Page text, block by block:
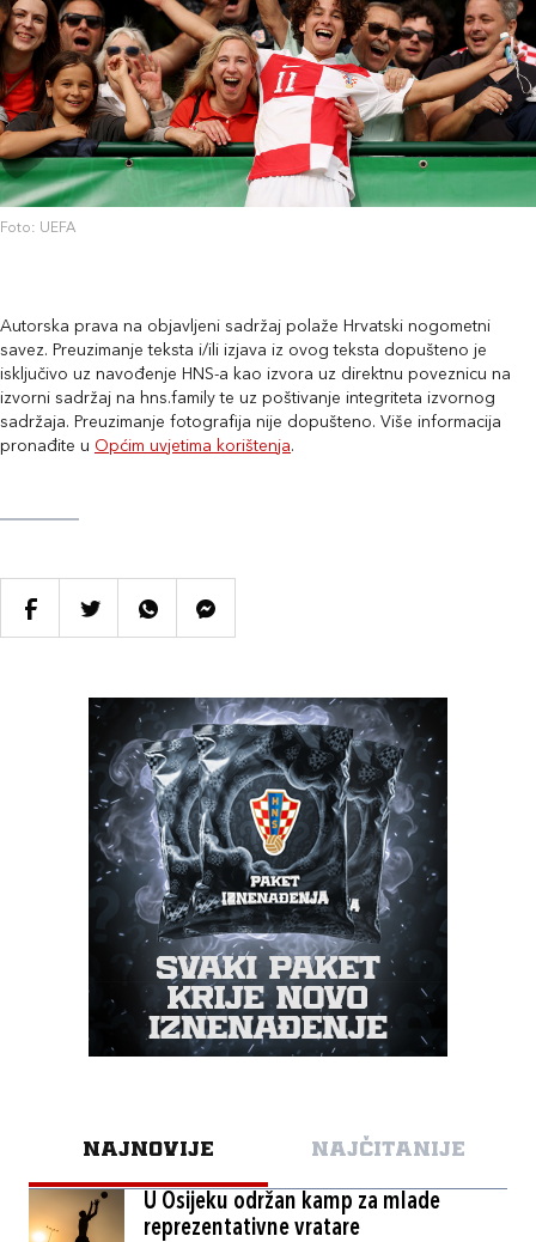
Foto: UEFA
Autorska prava na objavljeni sadržaj polaže Hrvatski nogometni
savez. Preuzimanje teksta i/ili izjava iz ovog teksta dopušteno je
isključivo uz navođenje HNS-a kao izvora uz direktnu poveznicu na
izvorni sadržaj na hns.family te uz poštivanje integriteta izvornog
sadržaja. Preuzimanje fotografija nije dopušteno. Više informacija
pronađite u Općim uvjetima korištenja.
NAJNOVIJE NAJČITANIJE
U Osijeku održan kamp za mlade
reprezentativne vratare